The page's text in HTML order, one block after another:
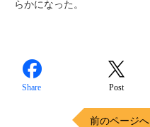
らかになった。
Share Post
前のページへ